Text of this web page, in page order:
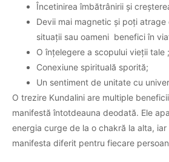
Încetinirea îmbătrânirii și
Devii mai magnetic și poți
situații sau oameni benefici în
O înțelegere a scopului vieții tale ;
Conexiune spirituală sporită;
Un sentiment de unitate cu
O trezire Kundalini are multiple
manifestă întotdeauna deodată. Ele
energia curge de la o chakră la alta,
manifesta diferit pentru fiecare